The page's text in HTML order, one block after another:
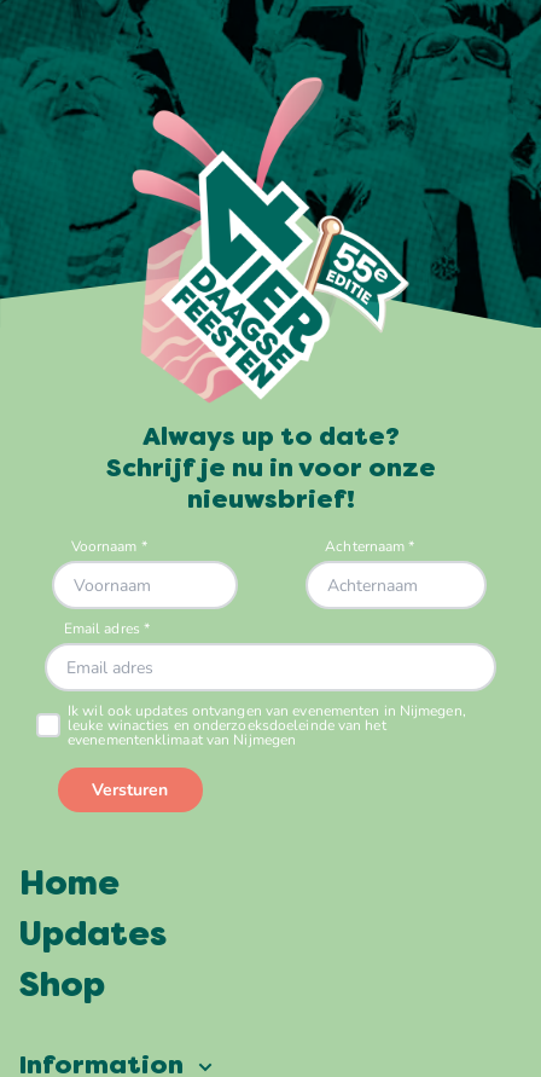
Always up to date?
Schrijf je nu in voor onze
nieuwsbrief!
Home
Updates
Shop
Information